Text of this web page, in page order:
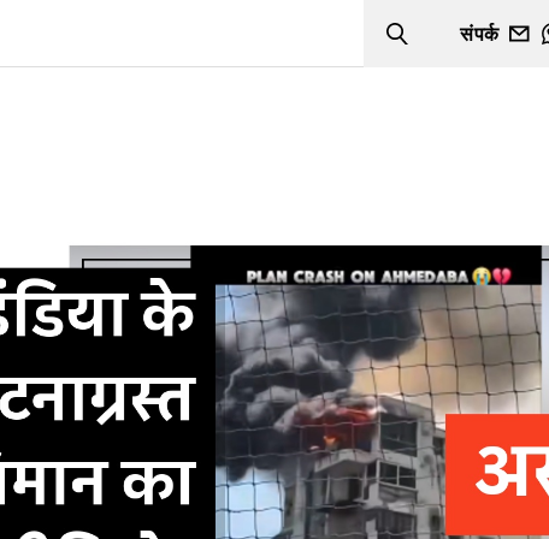
Search
संपर्क